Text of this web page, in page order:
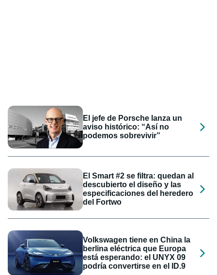
El jefe de Porsche lanza un
aviso histórico: “Así no
podemos sobrevivir”
El Smart #2 se filtra: quedan al
descubierto el diseño y las
especificaciones del heredero
del Fortwo
Volkswagen tiene en China la
berlina eléctrica que Europa
está esperando: el UNYX 09
podría convertirse en el ID.9